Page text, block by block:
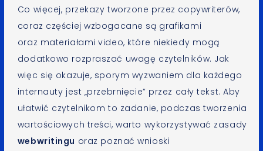
Co więcej, przekazy tworzone przez copywriterów,
coraz częściej wzbogacane są grafikami
oraz materiałami video, które niekiedy mogą
dodatkowo rozpraszać uwagę czytelników. Jak
więc się okazuje, sporym wyzwaniem dla każdego
internauty jest „przebrnięcie” przez cały tekst. Aby
ułatwić czytelnikom to zadanie, podczas tworzenia
wartościowych treści, warto wykorzystywać zasady
webwritingu oraz poznać wnioski